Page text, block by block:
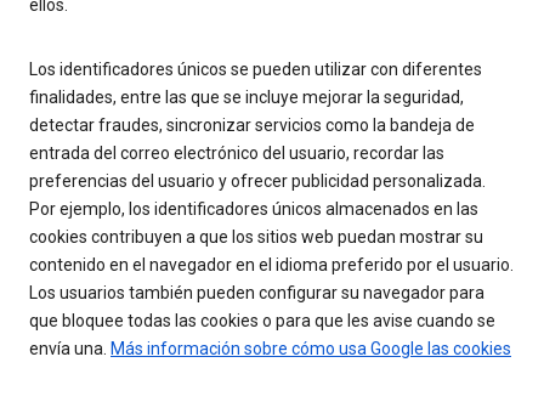
ellos.
Los identificadores únicos se pueden utilizar con diferentes
finalidades, entre las que se incluye mejorar la seguridad,
detectar fraudes, sincronizar servicios como la bandeja de
entrada del correo electrónico del usuario, recordar las
preferencias del usuario y ofrecer publicidad personalizada.
Por ejemplo, los identificadores únicos almacenados en las
cookies contribuyen a que los sitios web puedan mostrar su
contenido en el navegador en el idioma preferido por el usuario.
Los usuarios también pueden configurar su navegador para
que bloquee todas las cookies o para que les avise cuando se
envía una. Más información sobre cómo usa Google las cookies